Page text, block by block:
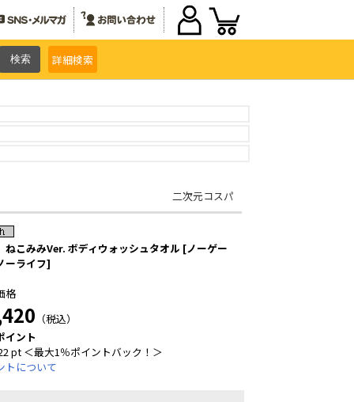
詳細検索
二次元コスパ
ねこみみVer. ボディウォッシュタオル [ノーゲー
ーライフ]
格
（税込）
イント
pt ＜最大1％ポイントバック！＞
トについて